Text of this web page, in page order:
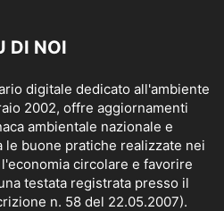
DI NOI
digitale dedicato all'ambiente
2002, offre aggiornamenti
ambientale nazionale e
le buone pratiche realizzate nei
circolare e favorire
testata registrata presso il
n. 58 del 22.05.2007).